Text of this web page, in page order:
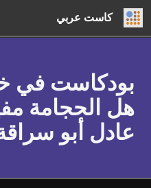
كاست عربي
بودكاست في
هل الحجامة
عادل أبو